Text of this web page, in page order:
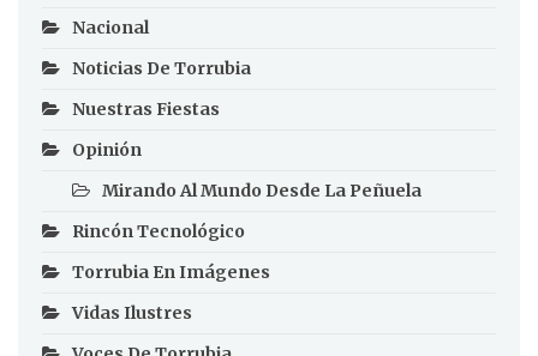
Nacional
Noticias De Torrubia
Nuestras Fiestas
Opinión
Mirando Al Mundo Desde La Peñuela
Rincón Tecnológico
Torrubia En Imágenes
Vidas Ilustres